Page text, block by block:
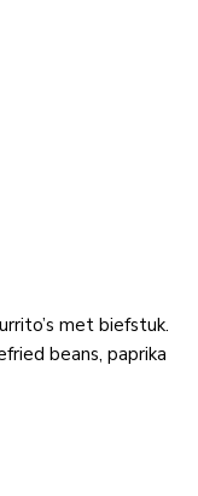
met biefstuk.
beans, paprika